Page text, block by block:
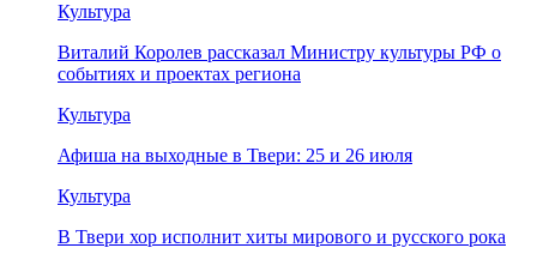
Культура
Виталий Королев рассказал Министру культуры РФ о
событиях и проектах региона
Культура
Афиша на выходные в Твери: 25 и 26 июля
Культура
В Твери хор исполнит хиты мирового и русского рока